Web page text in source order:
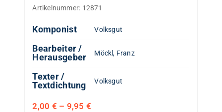
Artikelnummer: 12871
Komponist Volksgut
Bearbeiter /
Herausgeber
Möckl, Franz
Texter /
Textdichtung
Volksgut
2,00 € – 9,95 €